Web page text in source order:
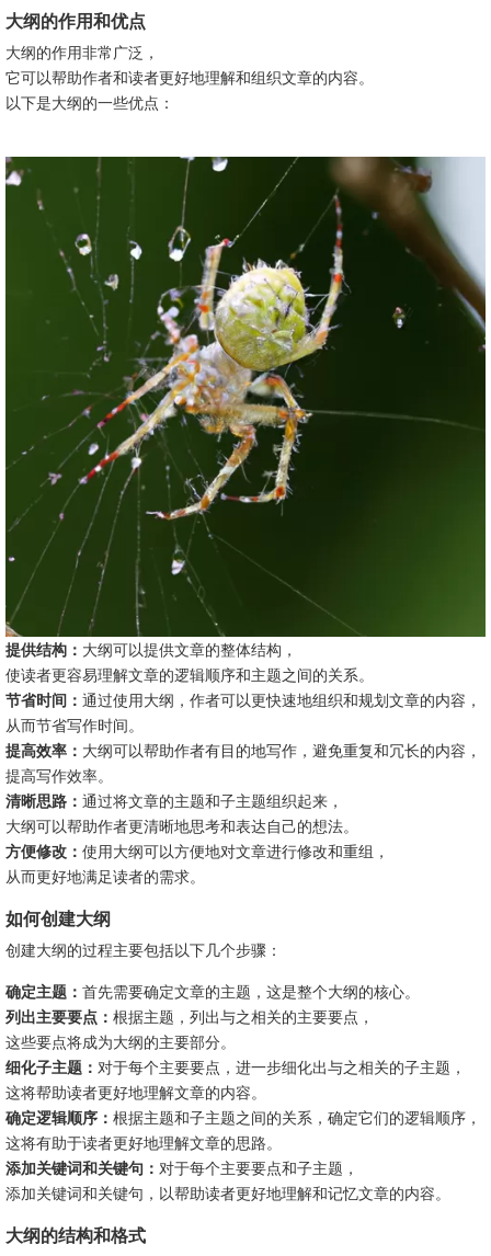
大纲的作用和优点
大纲的作用非常广泛，
它可以帮助作者和读者更好地理解和组织文章的内容。
以下是大纲的一些优点：
提供结构： 大纲可以提供文章的整体结构，
使读者更容易理解文章的逻辑顺序和主题之间的关系。
节省时间： 通过使用大纲，作者可以更快速地组织和规划文章的内容，
从而节省写作时间。
提高效率： 大纲可以帮助作者有目的地写作，避免重复和冗长的内容，
提高写作效率。
清晰思路： 通过将文章的主题和子主题组织起来，
大纲可以帮助作者更清晰地思考和表达自己的想法。
方便修改： 使用大纲可以方便地对文章进行修改和重组，
从而更好地满足读者的需求。
如何创建大纲
创建大纲的过程主要包括以下几个步骤：
确定主题： 首先需要确定文章的主题，这是整个大纲的核心。
列出主要要点： 根据主题，列出与之相关的主要要点，
这些要点将成为大纲的主要部分。
细化子主题： 对于每个主要要点，进一步细化出与之相关的子主题，
这将帮助读者更好地理解文章的内容。
确定逻辑顺序： 根据主题和子主题之间的关系，确定它们的逻辑顺序，
这将有助于读者更好地理解文章的思路。
添加关键词和关键句： 对于每个主要要点和子主题，
添加关键词和关键句，以帮助读者更好地理解和记忆文章的内容。
大纲的结构和格式